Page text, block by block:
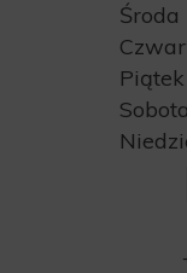
Środa
Piątek
Sobota